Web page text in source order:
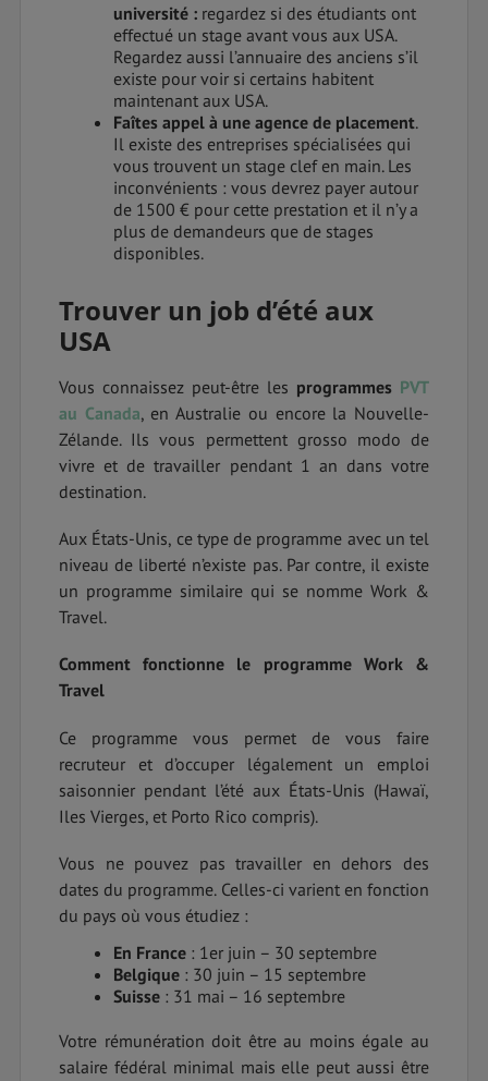
université : regardez si des étudiants ont
effectué un stage avant vous aux USA.
Regardez aussi l’annuaire des anciens s’il
existe pour voir si certains habitent
maintenant aux USA.
Faîtes appel à une agence de placement.
Il existe des entreprises spécialisées qui
vous trouvent un stage clef en main. Les
inconvénients : vous devrez payer autour
de 1500 € pour cette prestation et il n’y a
plus de demandeurs que de stages
disponibles.
Trouver un job d’été aux
USA
Vous connaissez peut-être les programmes PVT
au Canada, en Australie ou encore la Nouvelle-
Zélande. Ils vous permettent grosso modo de
vivre et de travailler pendant 1 an dans votre
destination.
Aux États-Unis, ce type de programme avec un tel
niveau de liberté n’existe pas. Par contre, il existe
un programme similaire qui se nomme Work &
Travel.
Comment fonctionne le programme Work &
Travel
Ce programme vous permet de vous faire
recruteur et d’occuper légalement un emploi
saisonnier pendant l’été aux États-Unis (Hawaï,
Iles Vierges, et Porto Rico compris).
Vous ne pouvez pas travailler en dehors des
dates du programme. Celles-ci varient en fonction
du pays où vous étudiez :
En France : 1er juin – 30 septembre
Belgique : 30 juin – 15 septembre
Suisse : 31 mai – 16 septembre
Votre rémunération doit être au moins égale au
salaire fédéral minimal mais elle peut aussi être